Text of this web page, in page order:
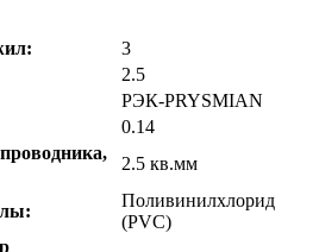
3
2.5
РЭК-PRYSMIAN
0.14
2.5 кв.мм
Поливинилхлорид
(PVC)